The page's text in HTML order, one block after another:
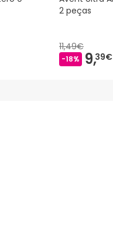
2 peças
11,49€
-18% 9,39€